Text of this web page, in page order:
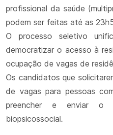
profissional da saúde
podem ser feitas até as
O processo seletivo
democratizar o acesso à
ocupação de vagas de
Os candidatos que
de vagas para pessoas
preencher e enviar o
biopsicossocial.